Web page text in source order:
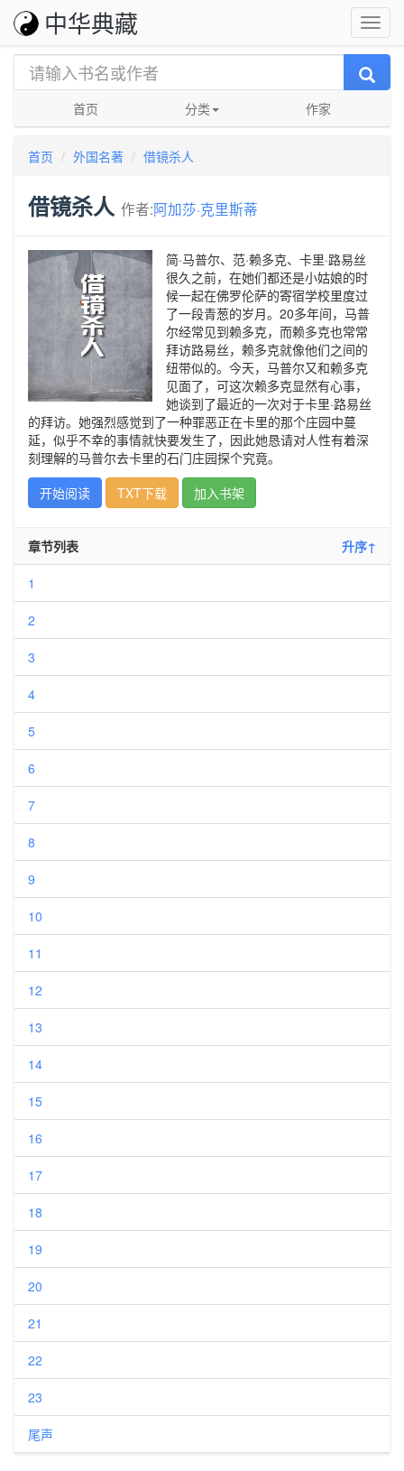
中华典藏
首页 分类 作家
首页 外国名著 借镜杀人
借镜杀人 作者:阿加莎·克里斯蒂
简·马普尔、范·赖多克、卡里·路易丝
很久之前，在她们都还是小姑娘的时
候一起在佛罗伦萨的寄宿学校里度过
了一段青葱的岁月。20多年间，马普
尔经常见到赖多克，而赖多克也常常
拜访路易丝，赖多克就像他们之间的
纽带似的。今天，马普尔又和赖多克
见面了，可这次赖多克显然有心事，
她谈到了最近的一次对于卡里·路易丝
的拜访。她强烈感觉到了一种罪恶正在卡里的那个庄园中蔓
延，似乎不幸的事情就快要发生了，因此她恳请对人性有着深
刻理解的马普尔去卡里的石门庄园探个究竟。
开始阅读
TXT下载 加入书架
章节列表 升序↑
1
2
3
4
5
6
7
8
9
10
11
12
13
14
15
16
17
18
19
20
21
22
23
尾声